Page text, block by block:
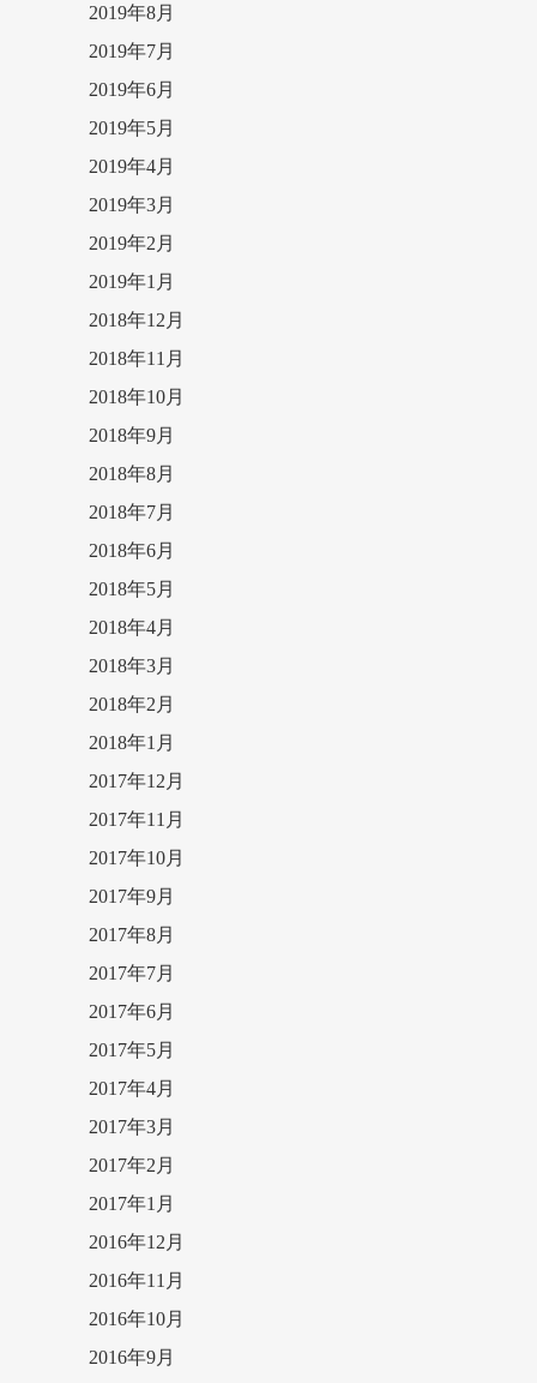
2019年8月
2019年7月
2019年6月
2019年5月
2019年4月
2019年3月
2019年2月
2019年1月
2018年12月
2018年11月
2018年10月
2018年9月
2018年8月
2018年7月
2018年6月
2018年5月
2018年4月
2018年3月
2018年2月
2018年1月
2017年12月
2017年11月
2017年10月
2017年9月
2017年8月
2017年7月
2017年6月
2017年5月
2017年4月
2017年3月
2017年2月
2017年1月
2016年12月
2016年11月
2016年10月
2016年9月